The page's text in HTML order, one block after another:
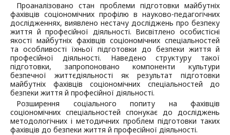
Проаналізовано стан проблеми підготовки майбутніх
фахівців соціономічних профілю в науково-педагогічних
дослідженнях, виявлено нестачу досліджень про безпеку
життя й професійної діяльності. Висвітлено особистісні
якості майбутніх фахівців соціономічних спеціальностей
та особливості їхньої підготовки до безпеки життя й
професійної діяльності. Наведено структуру такої
підготовки, запропоновано компоненти культури
безпечної життєдіяльності як результат підготовки
майбутніх фахівців соціономічних спеціальностей до
безпеки життя й професійної діяльності.
Розширення соціального попиту на фахівців
соціономічних спеціальностей спонукає до досліджень
методологічних і методичних проблем підготовки таких
фахівців до безпеки життя й професійної діяльності.